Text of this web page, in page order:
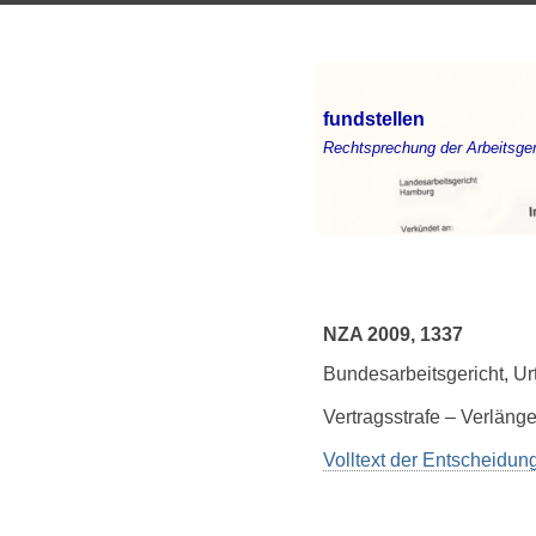
fundstellen
Rechtsprechung der
NZA 2009, 1337
Bundesarbeitsgericht,
Vertragsstrafe –
Volltext der